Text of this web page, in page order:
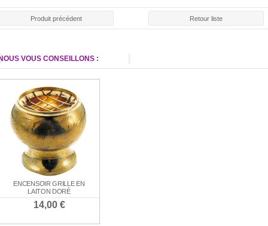
7,80 €
Produit précédent Retour liste
NOUS VOUS CONSEILLONS :
ENCENSOIR GRILLE EN
LAITON DORÉ
14,00 €